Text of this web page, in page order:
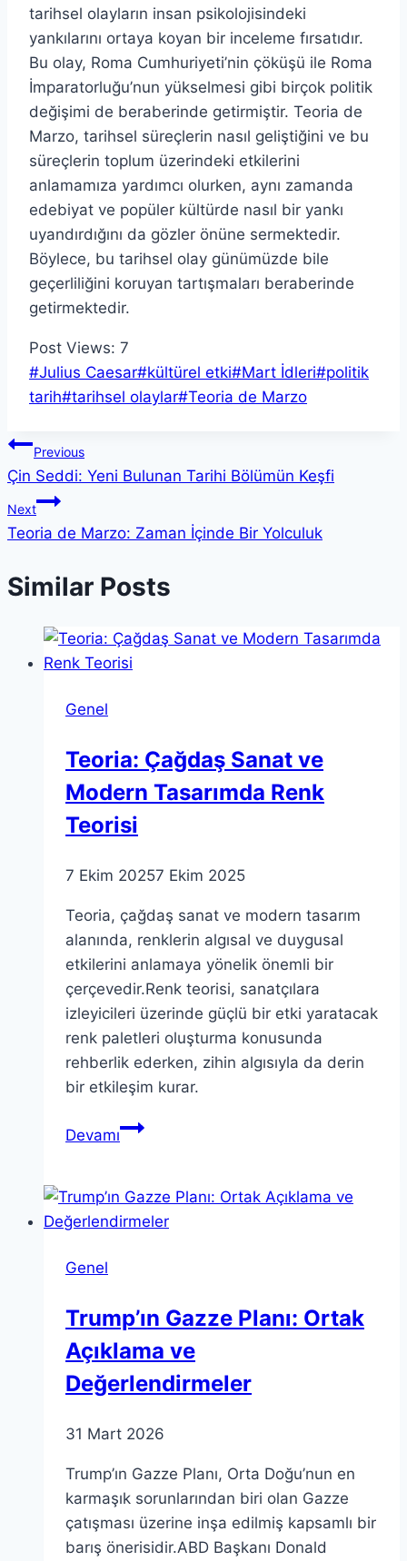
tarihsel olayların insan psikolojisindeki
yankılarını ortaya koyan bir inceleme fırsatıdır.
Bu olay, Roma Cumhuriyeti’nin çöküşü ile Roma
İmparatorluğu’nun yükselmesi gibi birçok politik
değişimi de beraberinde getirmiştir. Teoria de
Marzo, tarihsel süreçlerin nasıl geliştiğini ve bu
süreçlerin toplum üzerindeki etkilerini
anlamamıza yardımcı olurken, aynı zamanda
edebiyat ve popüler kültürde nasıl bir yankı
uyandırdığını da gözler önüne sermektedir.
Böylece, bu tarihsel olay günümüzde bile
geçerliliğini koruyan tartışmaları beraberinde
getirmektedir.
Post Views: 7
Post
Tags:
#Julius Caesar#kültürel etki#Mart İdleri#politik
tarih#tarihsel olaylar#Teoria de Marzo
Yazı
gezinmesi
Previous
Çin Seddi: Yeni Bulunan Tarihi Bölümün Keşfi
Next
Teoria de Marzo: Zaman İçinde Bir Yolculuk
Similar Posts
Genel
Teoria: Çağdaş Sanat ve
Modern Tasarımda Renk
Teorisi
7 Ekim 20257 Ekim 2025
Teoria, çağdaş sanat ve modern tasarım
alanında, renklerin algısal ve duygusal
etkilerini anlamaya yönelik önemli bir
çerçevedir.Renk teorisi, sanatçılara
izleyicileri üzerinde güçlü bir etki yaratacak
renk paletleri oluşturma konusunda
rehberlik ederken, zihin algısıyla da derin
bir etkileşim kurar.
DevamıTeoria:
ve
Modern
Genel
Trump’ın Gazze Planı: Ortak
Açıklama ve
Değerlendirmeler
31 Mart 2026
Trump’ın Gazze Planı, Orta Doğu’nun en
karmaşık sorunlarından biri olan Gazze
çatışması üzerine inşa edilmiş kapsamlı bir
barış önerisidir.ABD Başkanı Donald